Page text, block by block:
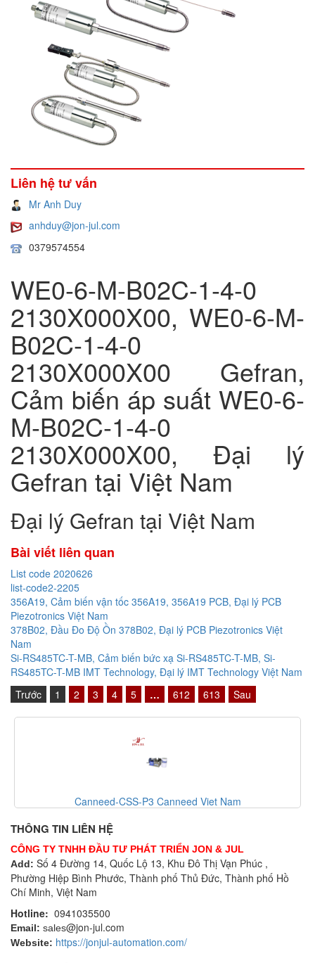
Liên hệ tư vấn
Mr Anh Duy
anhduy@jon-jul.com
0379574554
WE0-6-M-B02C-1-4-0
2130X000X00, WE0-6-M-
B02C-1-4-0
2130X000X00 Gefran,
Cảm biến áp suất WE0-6-
M-B02C-1-4-0
2130X000X00, Đại lý
Gefran tại Việt Nam
Đại lý Gefran tại Việt Nam
Bài viết liên quan
List code 2020626
list-code2-2205
356A19, Cảm biến vận tốc 356A19, 356A19 PCB, Đại lý PCB
Piezotronics Việt Nam
378B02, Đầu Đo Độ Ồn 378B02, Đại lý PCB Piezotronics Việt
Nam
Si-RS485TC-T-MB, Cảm biến bức xạ Si-RS485TC-T-MB, Si-
RS485TC-T-MB IMT Technology, Đại lý IMT Technology Việt Nam
Trước
1 2 3 4 5 … 612 613 Sau
Canneed-CSS-P3 Canneed Viet Nam
THÔNG TIN LIÊN HỆ
CÔNG TY TNHH ĐẦU TƯ PHÁT TRIỂN JON & JUL
Add: Số 4 Đường 14, Quốc Lộ 13, Khu Đô Thị Vạn Phúc ,
Phường Hiệp Bình Phước, Thành phố Thủ Đức, Thành phố Hồ
Chí Minh, Việt Nam
Hotline: 0941035500
Email: sales@jon-jul.com
Website: https://jonjul-automation.com/